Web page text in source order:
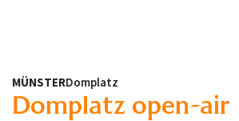
MÜNSTERDomplatz
Domplatz open-air